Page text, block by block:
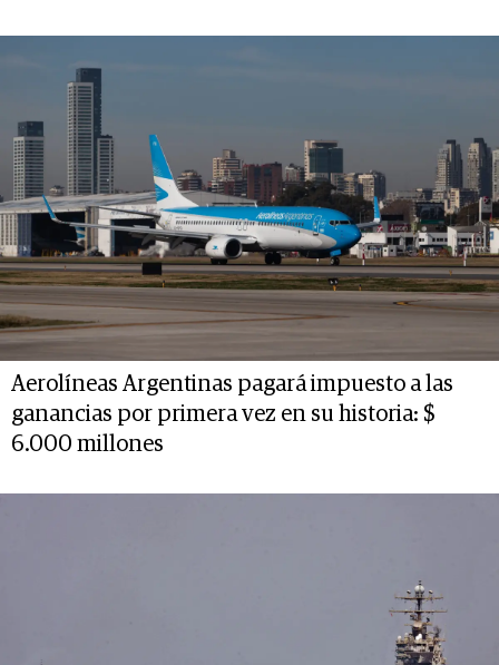
Aerolíneas Argentinas pagará impuesto a las
ganancias por primera vez en su historia: $
6.000 millones